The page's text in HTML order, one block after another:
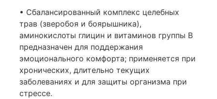
• Сбалансированный комплекс целебных
трав (зверобоя и боярышника),
аминокислоты глицин и витаминов группы B
предназначен для поддержания
эмоционального комфорта; применяется при
хронических, длительно текущих
заболеваниях и для защиты организма при
стрессе.